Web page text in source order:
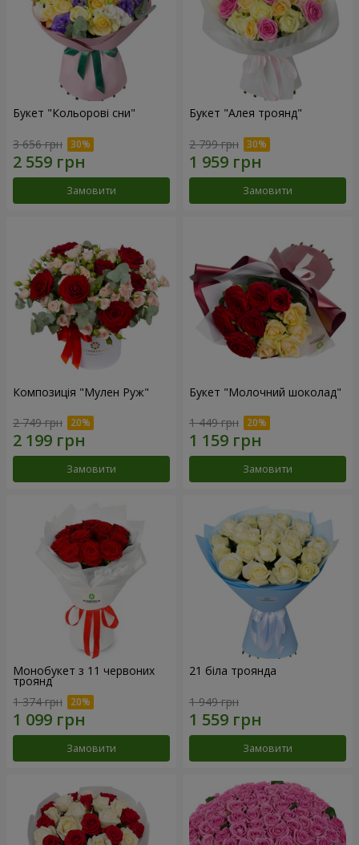
Букет "Кольорові сни"
3 656 грн
Замовити
Букет "Алея троянд"
2 799 грн
Замовити
Композиція "Мулен Руж"
2 749 грн
Замовити
Букет "Молочний шоколад"
1 449 грн
Замовити
Монобукет з 11 червоних
троянд
1 374 грн
Замовити
21 біла троянда
1 949 грн
Замовити